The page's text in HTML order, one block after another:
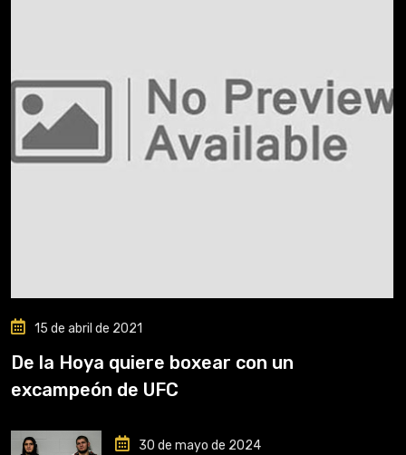
15 de abril de 2021
De la Hoya quiere boxear con un
excampeón de UFC
30 de mayo de 2024